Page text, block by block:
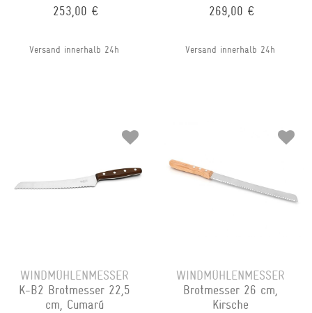
253,00 €
Versand innerhalb 24h
269,00 €
Versand innerhalb 24h
WINDMÜHLENMESSER
K-B2 Brotmesser 22,5
cm, Cumarú
WINDMÜHLENMESSER
Brotmesser 26 cm,
Kirsche